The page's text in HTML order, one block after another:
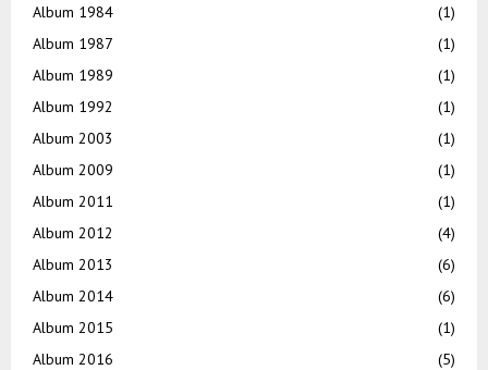
Album 1984
(1)
Album 1987
(1)
Album 1989
(1)
Album 1992
(1)
Album 2003
(1)
Album 2009
(1)
Album 2011
(1)
Album 2012
(4)
Album 2013
(6)
Album 2014
(6)
Album 2015
(1)
Album 2016
(5)